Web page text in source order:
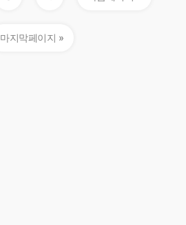
마지막페이지 »